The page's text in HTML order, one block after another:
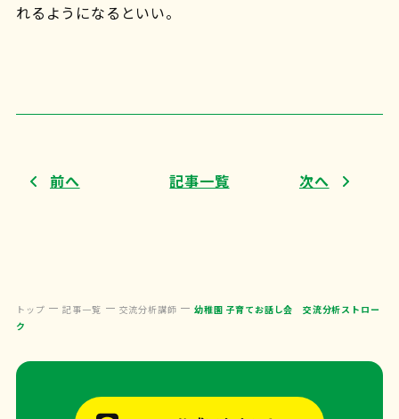
れるようになるといい。
前へ 記事一覧 次へ
トップ 記事一覧 交流分析講師
幼稚園 子育てお話し会 交流分析ストロー
ク